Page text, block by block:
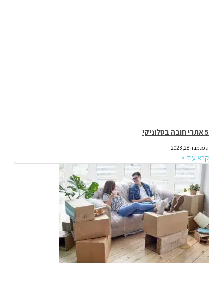
5 אתרי חובה בסלוניקי
ספטמבר 28, 2023
קרא עוד »